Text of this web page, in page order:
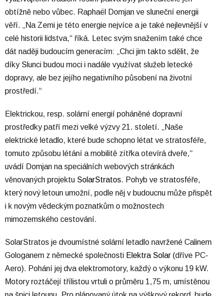
obtížně nebo vůbec. Raphaël Domjan ve sluneční energii
věří. „Na Zemi je této energie nejvíce a je také nejlevnější v
celé historii lidstva,“ říká. Letec svým snažením také chce
dát naději budoucím generacím: „Chci jim takto sdělit, že
díky Slunci budou moci i nadále využívat služeb letecké
dopravy, ale bez jejího negativního působení na životní
prostředí.“
Elektrickou, resp. solární energií poháněné dopravní
prostředky patří mezi velké výzvy 21. století. „Naše
elektrické letadlo, které bude schopno létat ve stratosféře,
tomuto způsobu létání a mobilitě zítřka otevírá dveře,“
uvádí Domjan na speciálních webových stránkách
věnovaných projektu SolarStratos. Pohyb ve stratosféře,
který nový letoun umožní, podle něj v budoucnu může přispět
i k novým vědeckým poznatkům o možnostech
mimozemského cestování.
SolarStratos je dvoumístné solární letadlo navržené Calinem
Gologanem z německé společnosti Elektra Solar (dříve PC-
Aero). Pohání jej dva elektromotory, každý o výkonu 19 kW.
Motory roztáčejí třílistou vrtuli o průměru 1,75 m, umístěnou